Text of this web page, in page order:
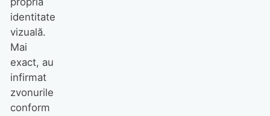
identitate
vizuală.
Mai
exact, au
infirmat
zvonurile
conform